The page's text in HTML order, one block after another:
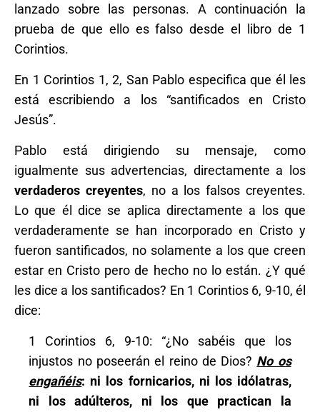
lanzado sobre las personas. A continuación la
prueba de que ello es falso desde el libro de 1
Corintios.
En 1 Corintios 1, 2, San Pablo especifica que él les
está escribiendo a los “santificados en Cristo
Jesús”.
Pablo está dirigiendo su mensaje, como
igualmente sus advertencias, directamente a los
verdaderos creyentes, no a los falsos creyentes.
Lo que él dice se aplica directamente a los que
verdaderamente se han incorporado en Cristo y
fueron santificados, no solamente a los que creen
estar en Cristo pero de hecho no lo están. ¿Y qué
les dice a los santificados? En 1 Corintios 6, 9-10, él
dice:
1 Corintios 6, 9-10: “¿No sabéis que los
injustos no poseerán el reino de Dios? No os
engañéis: ni los fornicarios, ni los idólatras,
ni los adúlteros, ni los que practican la